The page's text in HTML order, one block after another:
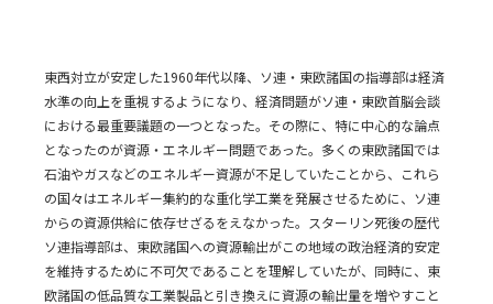
東西対立が安定した1960年代以降、ソ連・東欧諸国の指導部は経済
水準の向上を重視するようになり、経済問題がソ連・東欧首脳会談
における最重要議題の一つとなった。その際に、特に中心的な論点
となったのが資源・エネルギー問題であった。多くの東欧諸国では
石油やガスなどのエネルギー資源が不足していたことから、これら
の国々はエネルギー集約的な重化学工業を発展させるために、ソ連
からの資源供給に依存せざるをえなかった。スターリン死後の歴代
ソ連指導部は、東欧諸国への資源輸出がこの地域の政治経済的安定
を維持するために不可欠であることを理解していたが、同時に、東
欧諸国の低品質な工業製品と引き換えに資源の輸出量を増やすこと